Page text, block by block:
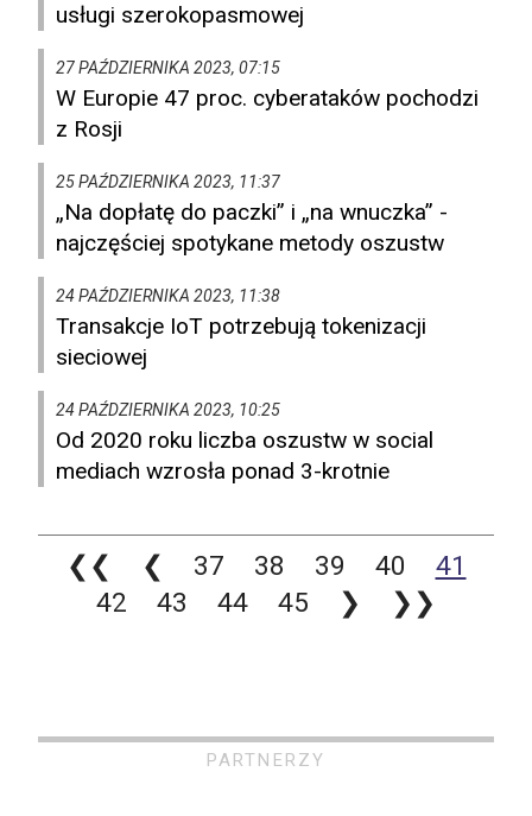
usługi szerokopasmowej
27 PAŹDZIERNIKA 2023, 07:15
W Europie 47 proc. cyberataków pochodzi
z Rosji
25 PAŹDZIERNIKA 2023, 11:37
„Na dopłatę do paczki” i „na wnuczka” -
najczęściej spotykane metody oszustw
24 PAŹDZIERNIKA 2023, 11:38
Transakcje IoT potrzebują tokenizacji
sieciowej
24 PAŹDZIERNIKA 2023, 10:25
Od 2020 roku liczba oszustw w social
mediach wzrosła ponad 3-krotnie
❮❮ ❮ 37 38 39 40
41
42
43 44 45 ❯ ❯❯
PARTNERZY